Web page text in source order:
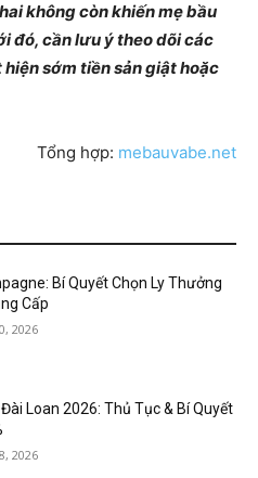
không còn khiến mẹ bầu
đó, cần lưu ý theo dõi các
sớm tiền sản giật hoặc
Tổng hợp: mebauvabe.net
Bí Quyết Chọn Ly Thưởng
Cấp
2026
Loan 2026: Thủ Tục & Bí Quyết
2026